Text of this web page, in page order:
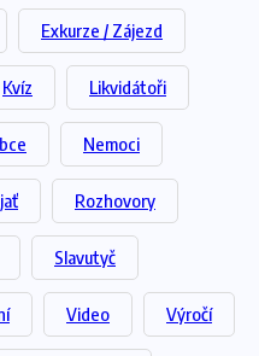
Exkurze / Zájezd
Kvíz Likvidátoři
Nemoci
Rozhovory
Slavutyč
Video Výročí